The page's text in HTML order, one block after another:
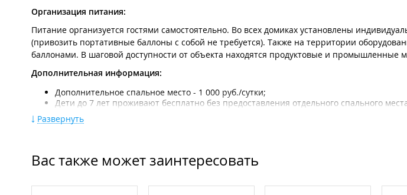
Организация питания:
Питание организуется гостями самостоятельно. Во всех домиках установлены
(привозить портативные баллоны с собой не требуется). Также на территории
баллонами. В шаговой доступности от объекта находятся продуктовые и промышленные
Дополнительная информация:
Дополнительное спальное место - 1 000 руб./сутки;
Дети до 7 лет проживают бесплатно без предоставления отдельного спального
Благоустроенные туалеты;
Парковка;
Развернуть
Вас также может заинтересовать